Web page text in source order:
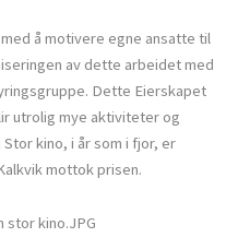
å motivere egne ansatte til
av dette arbeidet med
Dette Eierskapet
utrolig mye aktiviteter og
kino, i år som i fjor, er
mottok prisen.